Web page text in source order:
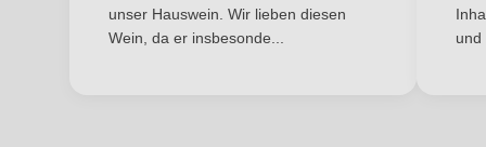
2023
unser Hauswein. Wir lieben diesen
Wein, da er insbesonde...
und